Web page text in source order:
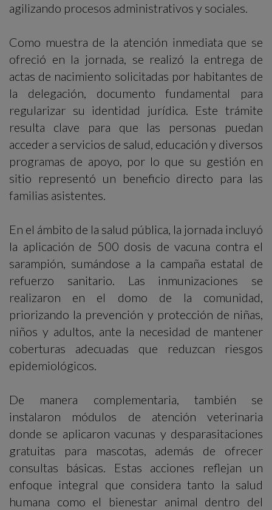
agilizando procesos administrativos y sociales.
Como muestra de la atención inmediata que se
ofreció en la jornada, se realizó la entrega de
actas de nacimiento solicitadas por habitantes de
la delegación, documento fundamental para
regularizar su identidad jurídica. Este trámite
resulta clave para que las personas puedan
acceder a servicios de salud, educación y diversos
programas de apoyo, por lo que su gestión en
sitio representó un beneficio directo para las
familias asistentes.
En el ámbito de la salud pública, la jornada incluyó
la aplicación de 500 dosis de vacuna contra el
sarampión, sumándose a la campaña estatal de
refuerzo sanitario. Las inmunizaciones se
realizaron en el domo de la comunidad,
priorizando la prevención y protección de niñas,
niños y adultos, ante la necesidad de mantener
coberturas adecuadas que reduzcan riesgos
epidemiológicos.
De manera complementaria, también se
instalaron módulos de atención veterinaria
donde se aplicaron vacunas y desparasitaciones
gratuitas para mascotas, además de ofrecer
consultas básicas. Estas acciones reflejan un
enfoque integral que considera tanto la salud
humana como el bienestar animal dentro del